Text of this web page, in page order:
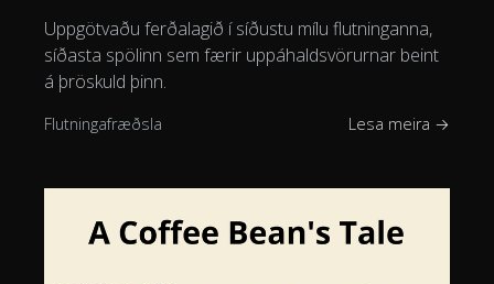
Uppgötvaðu ferðalagið í síðustu mílu flutninganna,
síðasta spölinn sem færir uppáhaldsvörurnar beint
á þröskuld þinn.
Flutningafræðsla Lesa meira →